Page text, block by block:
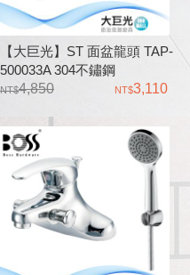
【大巨光】ST 面盆龍頭 TAP-
500033A 304不鏽鋼
4,850
3,110